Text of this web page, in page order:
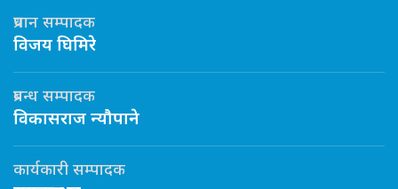
प्रधान सम्पादक
विजय घिमिरे
प्रबन्ध सम्पादक
विकासराज न्यौपाने
कार्यकारी सम्पादक